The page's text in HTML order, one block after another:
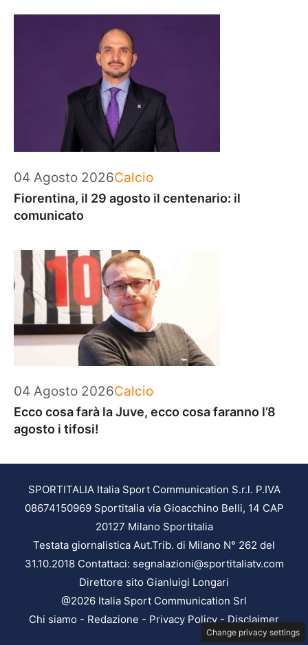
04 Agosto 2026Categorie
Calcio
Fiorentina, il 29 agosto il centenario: il
comunicato
04 Agosto 2026Categorie
Calcio
Ecco cosa farà la Juve, ecco cosa faranno l’8
agosto i tifosi!
SPORTITALIA Italia Sport Communication S.r.l. P.IVA
08674150969 Sportitalia via Gioacchino Belli, 14 CAP
20127 Milano Sportitalia
Testata giornalistica Aut.Trib. di Milano N° 262 del
31.10.2018 Contattaci: segnalazioni@sportitaliatv.com
Direttore sito Gianluigi Longari
@2026 Italia Sport Communication Srl
Chi siamo - Redazione - Privacy Policy-Disclaimer
Change privacy settings